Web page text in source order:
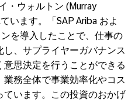
・ウォルトン (Murray
います。「SAP Ariba およ
を導入したことで、仕事の
、サプライヤーガバナンス
思決定を行うことができる
務全体で事業効率化やコス
ています。この投資のおかげ